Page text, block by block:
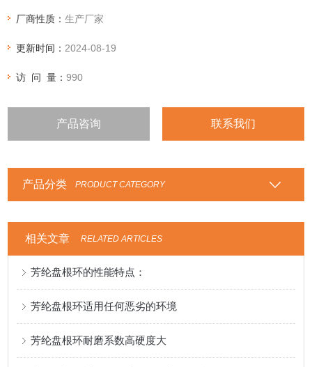
厂商性质：生产厂家
更新时间： 2024-08-19
访 问 量：990
产品咨询 联系我们
产品分类 PRODUCT CATEGORY
相关文章 RELATED ARTICLES
芳纶盘根环的性能特点：
芳纶盘根环适用任何恶劣的环境
芳纶盘根环耐磨系数高硬度大